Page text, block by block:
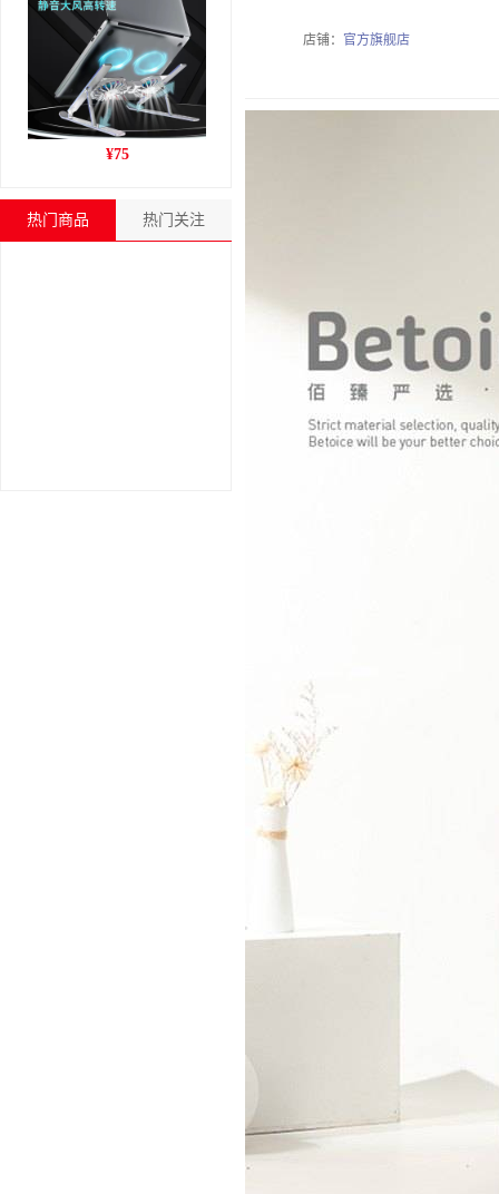
跨境新款C9pro笔记本电脑
¥75
热门商品 热门关注
店铺： 官方旗舰店